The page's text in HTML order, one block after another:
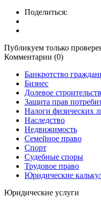
Поделиться:
Публикуем только
Комментарии (0)
Банкротство
Бизнес
Долевое
Защита прав
Налоги физических
Наследство
Недвижимость
Семейное право
Спорт
Судебные споры
Трудовое право
Юридические
Юридические услуги